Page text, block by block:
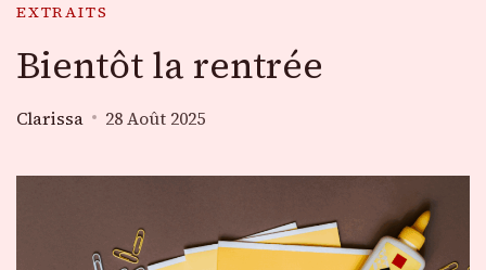
EXTRAITS
Bientôt la rentrée
Clarissa 28 Août 2025